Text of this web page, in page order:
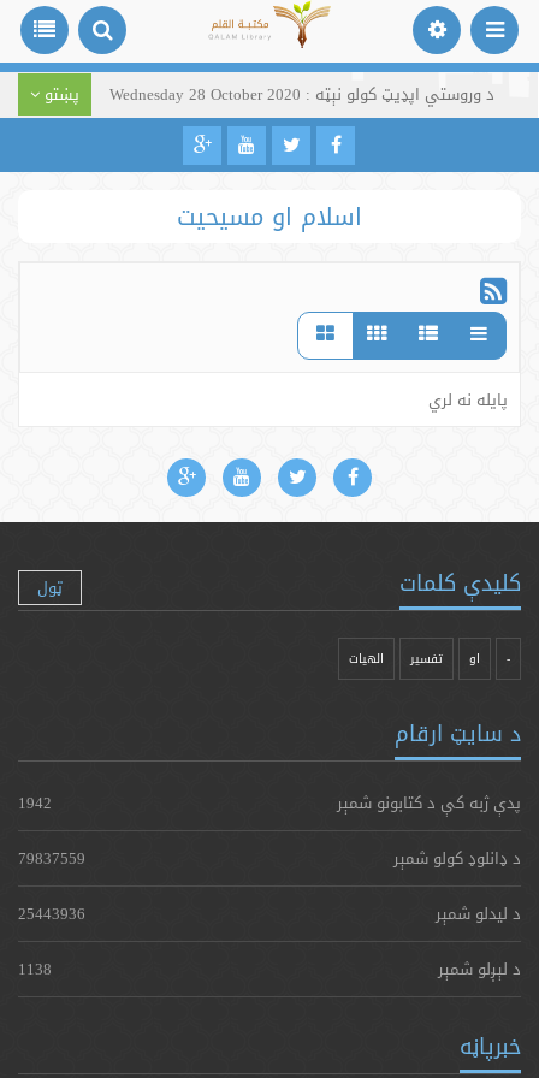
د وروستي اپډیټ کولو نېټه : Wednesday 28 October 2020 پښتو
اسلام او مسیحیت
پایله نه لري
کلیدې کلمات ټول
- او تفسیر الهیات
د سایټ ارقام
پدې ژبه کې د کتابونو شمېر
1942
د ډانلوډ کولو شمېر
79837559
د لیدلو شمېر
25443936
د لېږلو شمېر
1138
خبرپاڼه